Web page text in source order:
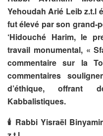
Yehoudah Arié Leib z.t.l
fut élevé par son grand-
‘Hidouché Harim, le
travail monumental, «
commentaire sur la
commentaires
d’éthique, offrant
Kabbalistiques.
🕯 Rabbi Yisraël